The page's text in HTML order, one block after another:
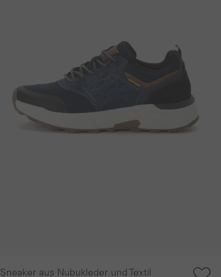
Sneaker aus Nubukleder und Textil